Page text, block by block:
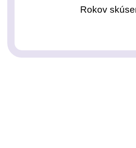
Rokov